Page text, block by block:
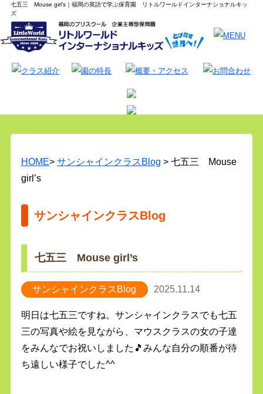
七五三 Mouse girl’s｜福岡の英語で学ぶ保育園 リトルワールドインターナショナルキッ
ズ
HOME> サンシャインクラスBlog > 七五三 Mouse
girl’s
サンシャインクラスBlog
七五三 Mouse girl’s
サンシャインクラスBlog 2025.11.14
明日は七五三ですね。サンシャインクラスでも七五
三の写真や絵を見ながら、マウスクラスの女の子達
をみんなでお祝いしました🎵みんな自分の順番が待
ち遠しい様子でした^^